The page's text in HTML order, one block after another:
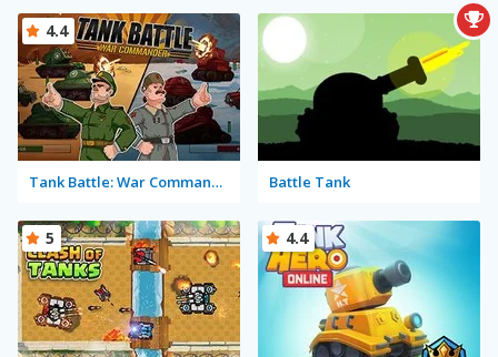
Tank Battle: War Commander
4.4
Battle Tank
5 4.4